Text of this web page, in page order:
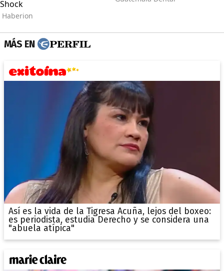
MÁS EN
Así es la vida de la Tigresa Acuña, lejos del boxeo:
es periodista, estudia Derecho y se considera una
"abuela atípica"